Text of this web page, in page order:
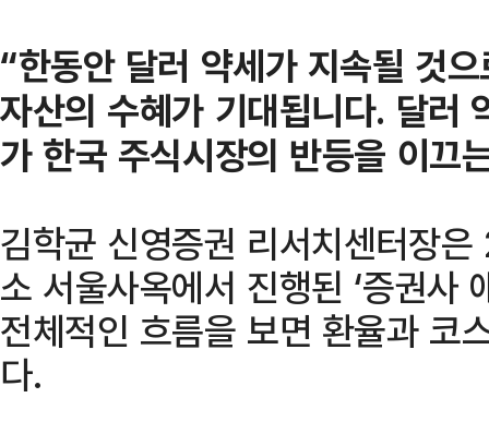
“한동안 달러 약세가 지속될 것
자산의 수혜가 기대됩니다. 달러
가 한국 주식시장의 반등을 이끄
김학균 신영증권 리서치센터장
소 서울사옥에서 진행된 ‘증권사
전체적인 흐름을 보면 환율과 코
다.